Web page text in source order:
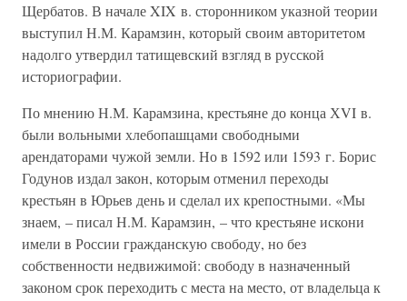
Щербатов. В начале XIX в. сторонником указной теории
выступил Н.М. Карамзин, который своим авторитетом
надолго утвердил татищевский взгляд в русской
историографии.
По мнению Н.М. Карамзина, крестьяне до конца ХVI в.
были вольными хлебопашцами свободными
арендаторами чужой земли. Но в 1592 или 1593 г. Борис
Годунов издал закон, которым отменил переходы
крестьян в Юрьев день и сделал их крепостными. «Мы
знаем, – писал Н.М. Карамзин, – что крестьяне искони
имели в России гражданскую свободу, но без
собственности недвижимой: свободу в назначенный
законом срок переходить с места на место, от владельца к